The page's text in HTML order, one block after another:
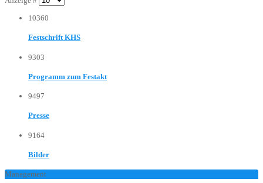
10360
Festschrift KHS
9303
Programm zum Festakt
9497
Presse
9164
Bilder
Management